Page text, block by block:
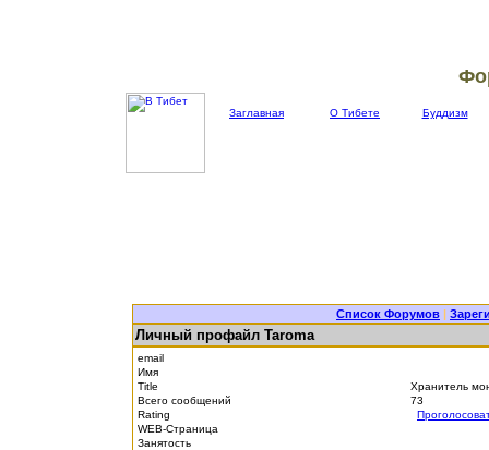
Заглавная О Тибете Буддизм
Список Форумов |
Личный профайл Taroma
email
Имя
Title
Хранитель
Всего сообщений
73
Rating
WEB-Страница
Занятость